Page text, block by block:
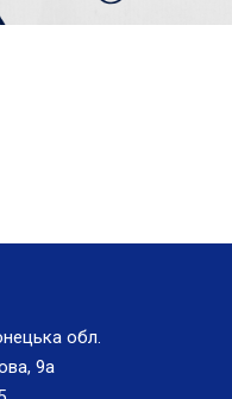
обл.
9а